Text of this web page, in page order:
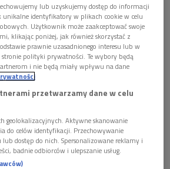
w Studiu Koncertowym Radia
odbędzie się koncert
Interakcje #2"
Contemporary Ensemble – jeden z
zespołów specjalizujących się w
najnowszej.
lub uzyskujemy dostęp do informacji
identyfikatory w plikach cookie w celu
Użytkownik może zaakceptować swoje
klikając poniżej, jak również skorzystać z
prawnie uzasadnionego interesu lub w
polityki prywatności. Te wybory będą
i nie będą miały wpływu na dane
przetwarzamy dane w celu
geolokalizacyjnych. Aktywne skanowanie
do celów identyfikacji. Przechowywanie
dostęp do nich. Spersonalizowane reklamy i
badnie odbiorców i ulepszanie usług.